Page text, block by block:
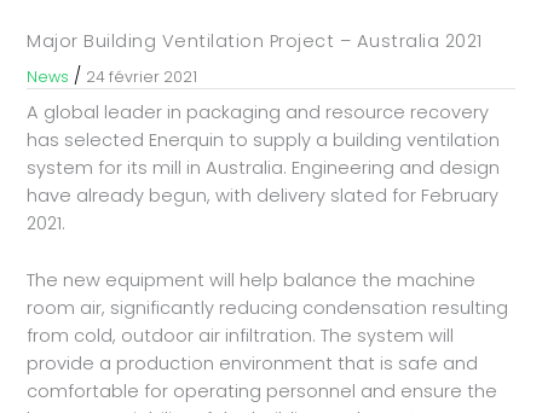
Major Building Ventilation Project – Australia 2021
News / 24 février 2021
A global leader in packaging and resource recovery
has selected Enerquin to supply a building ventilation
system for its mill in Australia. Engineering and design
have already begun, with delivery slated for February
2021.
The new equipment will help balance the machine
room air, significantly reducing condensation resulting
from cold, outdoor air infiltration. The system will
provide a production environment that is safe and
comfortable for operating personnel and ensure the